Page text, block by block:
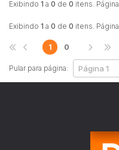
Veículos
Caminhão
Caminhões
Carro
Exibindo 1 a 0 de 0 itens. Página
Exibindo 1 a 0 de 0 itens. Página
Pular para página:
1 0